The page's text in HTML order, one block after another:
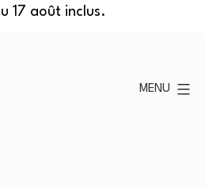
17 août inclus.
MENU